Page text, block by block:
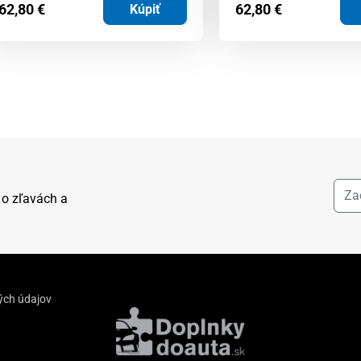
€ Kúpiť 62,80€
zľavách a
údajov